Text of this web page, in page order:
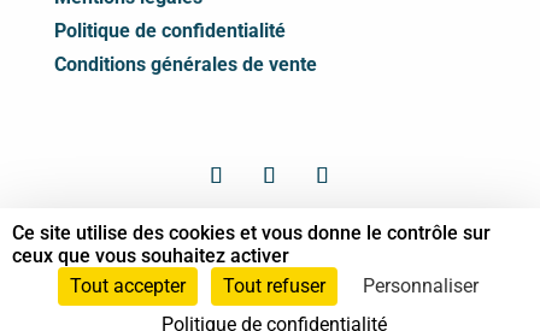
Politique de confidentialité
Conditions générales de vente
© Syndicat des Professionnels de Shiatsu -
2026 Tous droits réservés
Ce site utilise des cookies et vous donne le contrôle sur
ceux que vous souhaitez activer
Tout accepter
Tout refuser
Personnaliser
Politique de confidentialité